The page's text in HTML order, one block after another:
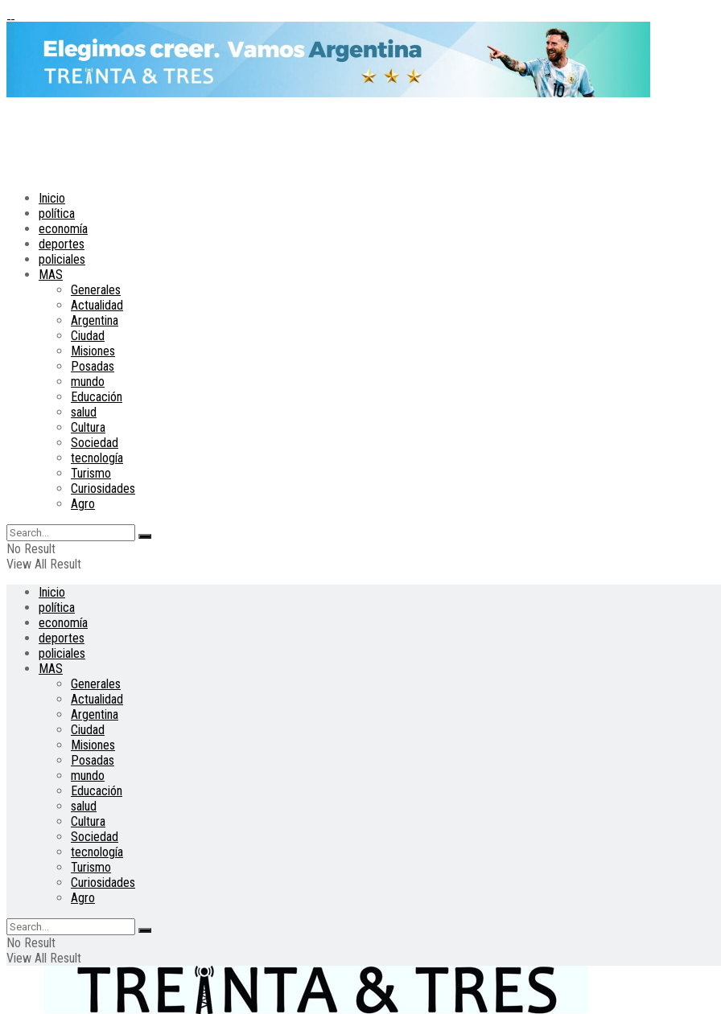
Inicio
política
economía
deportes
policiales
MAS
Generales
Actualidad
Argentina
Ciudad
Misiones
Posadas
mundo
Educación
salud
Cultura
Sociedad
tecnología
Turismo
Curiosidades
Agro
No Result
View All Result
Inicio
política
economía
deportes
policiales
MAS
Generales
Actualidad
Argentina
Ciudad
Misiones
Posadas
mundo
Educación
salud
Cultura
Sociedad
tecnología
Turismo
Curiosidades
Agro
No Result
View All Result